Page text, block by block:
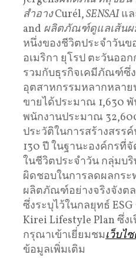
สำอางCurél,SENSAIแ
and ผลิตภัณฑ์ดูแลเส้น
หนึ่งของชีวิตประจำวันข
อเมริกา ยุโรป ตะวันออ
รวมกับธุรกิจเคมีภัณฑ์ซึ่
อุตสาหกรรมหลากหลาย
ขายได้ประมาณ 1,630
พนักงานประมาณ
ประวัติในการสร้างสรร
130 ปี ในฐานะองค์กร
ในชีวิตประจำวัน กลุ่มบ
ผิดชอบในการลดผลกร
ผลิตภัณฑ์อย่างจริงจัง
ซึ่งระบุไว้ในกลยุทธ์
Kirei Lifestyle Plan ซึ่ง
กรุณาเข้าเยี่ยมชมเว็บไ
ข้อมูลเพิ่มเติม